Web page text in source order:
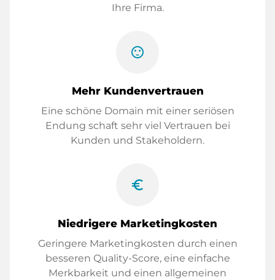
Ihre Firma.
sentiment_satisfied
Mehr Kundenvertrauen
Eine schöne Domain mit einer seriösen
Endung schaft sehr viel Vertrauen bei
Kunden und Stakeholdern.
euro_symbol
Niedrigere Marketingkosten
Geringere Marketingkosten durch einen
besseren Quality-Score, eine einfache
Merkbarkeit und einen allgemeinen